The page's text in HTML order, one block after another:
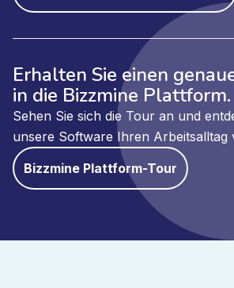
Erhalten Sie einen
in die Bizzmine Plattform.
Sehen Sie sich die Tour an und
unsere Software Ihren Arbeitsalltag
Bizzmine Plattform-Tour